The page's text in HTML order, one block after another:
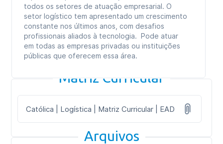
todos os setores de atuação empresarial. O
setor logístico tem apresentado um crescimento
constante nos últimos anos, com desafios
profissionais aliados à tecnologia. Pode atuar
em todas as empresas privadas ou instituições
públicas que oferecem essa área.
Matriz Curricular
Católica | Logística | Matriz Curricular | EAD
Arquivos